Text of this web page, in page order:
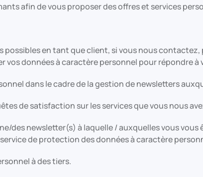
afin de vous proposer des offres et services
en tant que client, si vous nous
vos données à caractère personnel pour répondre à
dans le cadre de la gestion de newsletters
de satisfaction sur les services que vous nous
des newsletter(s) à laquelle / auxquelles vous
de protection des données à caractère
à des tiers.